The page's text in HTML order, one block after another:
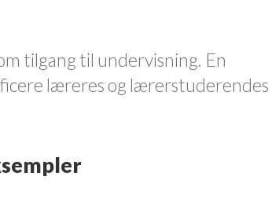
tilgang til undervisning. En
læreres og lærerstuderendes